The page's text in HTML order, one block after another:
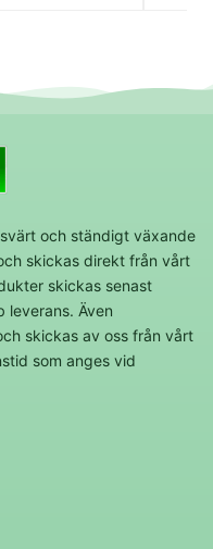
och ständigt växande
skickas direkt från vårt
skickas senast
leverans. Även
skickas av oss från vårt
som anges vid